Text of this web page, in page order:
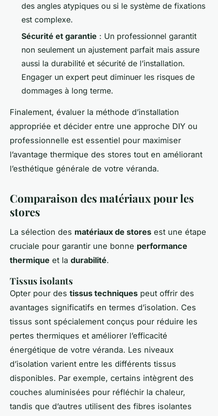
des angles atypiques ou si le système de fixations
est complexe.
Sécurité et garantie : Un professionnel garantit
non seulement un ajustement parfait mais assure
aussi la durabilité et sécurité de l’installation.
Engager un expert peut diminuer les risques de
dommages à long terme.
Finalement, évaluer la méthode d’installation
appropriée et décider entre une approche DIY ou
professionnelle est essentiel pour maximiser
l’avantage thermique des stores tout en améliorant
l’esthétique générale de votre véranda.
Comparaison des matériaux pour les
stores
La sélection des matériaux de stores est une étape
cruciale pour garantir une bonne performance
thermique et la durabilité.
Tissus isolants
Opter pour des tissus techniques peut offrir des
avantages significatifs en termes d’isolation. Ces
tissus sont spécialement conçus pour réduire les
pertes thermiques et améliorer l’efficacité
énergétique de votre véranda. Les niveaux
d’isolation varient entre les différents tissus
disponibles. Par exemple, certains intègrent des
couches aluminisées pour réfléchir la chaleur,
tandis que d’autres utilisent des fibres isolantes